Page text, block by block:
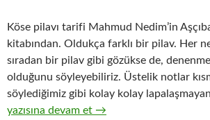
Köse pilavı tarifi Mahmud Nedim’in
kitabından. Oldukça farklı bir pilav. Her
sıradan bir pilav gibi gözükse de,
olduğunu söyleyebiliriz. Üstelik notlar
söylediğimiz gibi kolay kolay
KÖSE PİLAVI
yazısına devam et →